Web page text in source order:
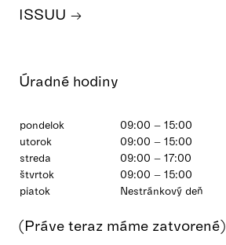
Úradné hodiny
pondelok
09:00 – 15:00
utorok
09:00 – 15:00
streda
09:00 – 17:00
štvrtok
09:00 – 15:00
piatok
Nestránkový deň
(Práve teraz máme zatvorené)
ISSUU